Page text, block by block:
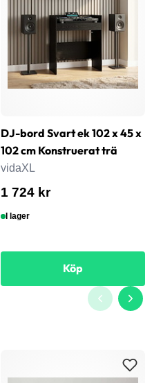
DJ-bord Svart ek 102 x 45 x
102 cm Konstruerat trä
vidaXL
1 724 kr
I lager
Köp